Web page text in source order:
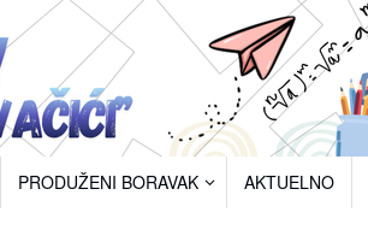
PRODUŽENI BORAVAK AKTUELNO